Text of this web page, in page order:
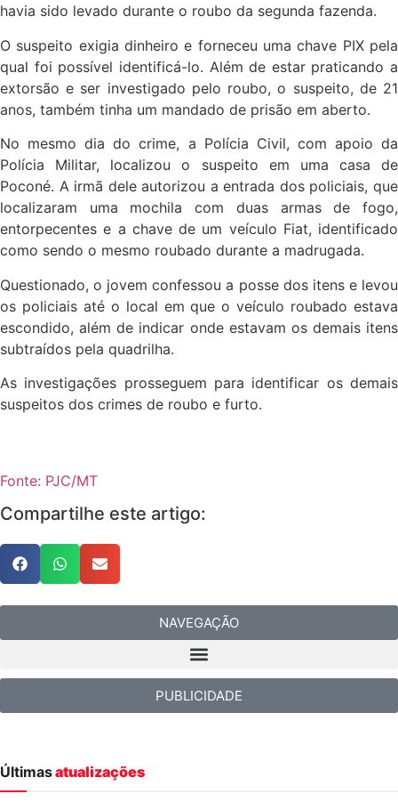
havia sido levado durante o roubo da segunda fazenda.
O suspeito exigia dinheiro e forneceu uma chave PIX pela
qual foi possível identificá-lo. Além de estar praticando a
extorsão e ser investigado pelo roubo, o suspeito, de 21
anos, também tinha um mandado de prisão em aberto.
No mesmo dia do crime, a Polícia Civil, com apoio da
Polícia Militar, localizou o suspeito em uma casa de
Poconé. A irmã dele autorizou a entrada dos policiais, que
localizaram uma mochila com duas armas de fogo,
entorpecentes e a chave de um veículo Fiat, identificado
como sendo o mesmo roubado durante a madrugada.
Questionado, o jovem confessou a posse dos itens e levou
os policiais até o local em que o veículo roubado estava
escondido, além de indicar onde estavam os demais itens
subtraídos pela quadrilha.
As investigações prosseguem para identificar os demais
suspeitos dos crimes de roubo e furto.
Fonte: PJC/MT
Compartilhe este artigo:
NAVEGAÇÃO
PUBLICIDADE
Últimasatualizações